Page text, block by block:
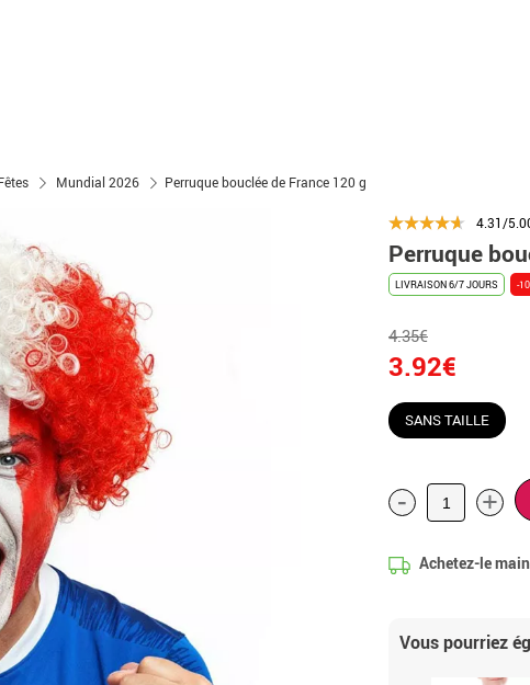
Mundial 2026 Perruque bouclée de France 120 g
4.31/
Perruque
LIVRAISON 6/7 JOURS -
4.35€
3.92€
SANS TAILLE
- +
Achetez-le
Vous pourriez